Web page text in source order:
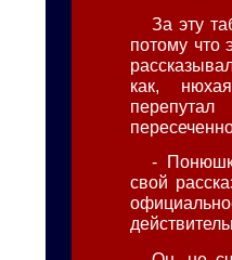
За эту
потому что
как,
-
свой